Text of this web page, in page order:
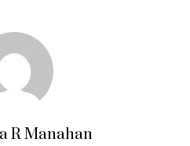
R Manahan